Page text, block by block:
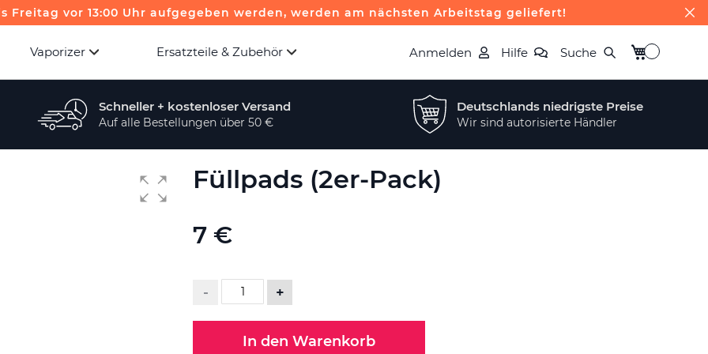
Freitag vor 13:00 Uhr aufgegeben werden, werden am nächsten Arbeitstag geliefert!
Vaporizer Ersatzteile & Zubehör Anmelden Hilfe Suche Mein
Schneller + kostenloser Versand
Auf alle Bestellungen über 50 €
Deutschlands niedrigste Preise
Wir sind autorisierte Händler
Füllpads (2er-Pack)
7 €
- +
In den Warenkorb